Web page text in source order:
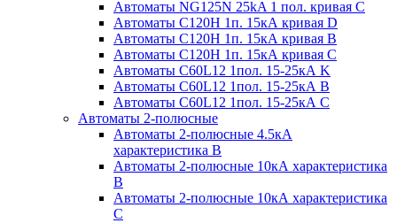
Автоматы NG125N 25kA 1 пол. кривая C
Автоматы С120H 1п. 15кА кривая D
Автоматы С120H 1п. 15кА кривая В
Автоматы С120H 1п. 15кА кривая С
Автоматы С60L12 1пол. 15-25кА K
Автоматы С60L12 1пол. 15-25кА В
Автоматы С60L12 1пол. 15-25кА С
Автоматы 2-полюсные
Автоматы 2-полюсные 4.5кА
характеристика В
Автоматы 2-полюсные 10кА характеристика
B
Автоматы 2-полюсные 10кА характеристика
C